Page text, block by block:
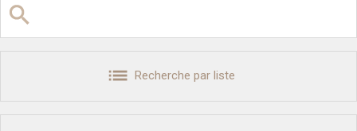
Recherche par liste